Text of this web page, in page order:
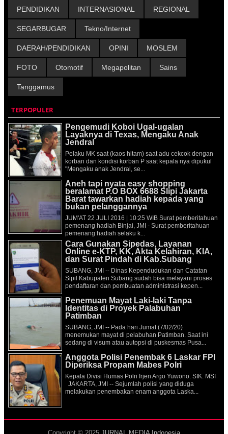
PENDIDIKAN INTERNASIONAL REGIONAL
SEGARBUGAR Tekno/Internet
DAERAH/PENDIDIKAN OPINI MOSLEM
FOTO Otomotif Megapolitan Sains
Tanggamus
TERPOPULER
Pengemudi Koboi Ugal-ugalan
Layaknya di Texas, Mengaku Anak
Jendral
Pelaku MK saat (kaos hitam) saat adu cekcok dengan
korban dan kondisi korban P saat kepala nya dipukul
"Mengaku anak Jendral, se...
Aneh tapi nyata easy shopping
beralamat P.O BOX 6688 Slipi Jakarta
Barat tawarkan hadiah kepada yang
bukan pelanggannya
JUM'AT 22 JULI 2016 | 10:25 WIB Surat pemberitahuan
pemenang hadiah Binjai, JMI - Surat pemberitahuan
pemenang hadiah selaku k...
Cara Gunakan Sipedas, Layanan
Online e-KTP, KK, Akta Kelahiran, KIA,
dan Surat Pindah di Kab.Subang
SUBANG, JMI -- Dinas Kependudukan dan Catatan
Sipil Kabupaten Subang sudah bisa melayani proses
pendaftaran dan pembuatan administrasi kepen...
Penemuan Mayat Laki-laki Tanpa
Identitas di Proyek Palabuhan
Patimban
SUBANG, JMI -- Pada hari Jumat (7/02/20)
menemukan mayat di pelabuhan Patimban. Saat ini
sedang di visum atau autopsi di puskesmas Pusa...
Anggota Polisi Penembak 6 Laskar FPI
Diperiksa Propam Mabes Polri
Kepala Divisi Humas Polri Irjen Argo Yuwono. SIK. MSI
JAKARTA, JMI -- Sejumlah polisi yang diduga
melakukan penembakan enam anggota Laska...